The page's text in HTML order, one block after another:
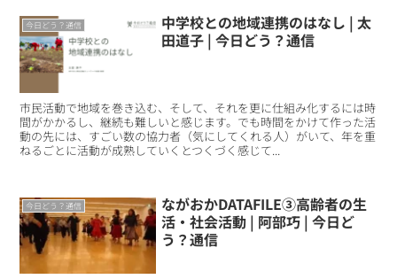
今日どう？通信
中学校との地域連携のはなし | 太
田道子 | 今日どう？通信
市民活動で地域を巻き込む、そして、それを更に仕組み化するには時
間がかかるし、継続も難しいと感じます。でも時間をかけて作った活
動の先には、すごい数の協力者（気にしてくれる人）がいて、年を重
ねるごとに活動が成熟していくとつくづく感じて...
今日どう？通信
ながおかDATAFILE③高齢者の生
活・社会活動 | 阿部巧 | 今日ど
う？通信